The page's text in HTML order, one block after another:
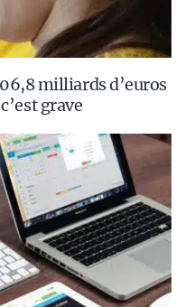
milliards d’euros
grave